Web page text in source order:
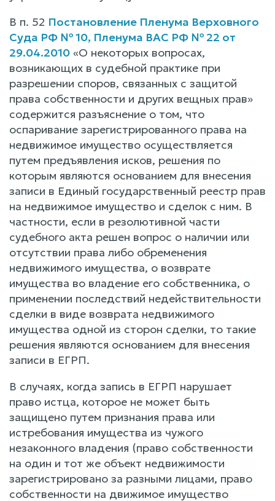
В п. 52 Постановление Пленума Верховного
Суда РФ № 10, Пленума ВАС РФ № 22 от
29.04.2010 «О некоторых вопросах,
возникающих в судебной практике при
разрешении споров, связанных с защитой
права собственности и других вещных прав»
содержится разъяснение о том, что
оспаривание зарегистрированного права на
недвижимое имущество осуществляется
путем предъявления исков, решения по
которым являются основанием для внесения
записи в Единый государственный реестр прав
на недвижимое имущество и сделок с ним. В
частности, если в резолютивной части
судебного акта решен вопрос о наличии или
отсутствии права либо обременения
недвижимого имущества, о возврате
имущества во владение его собственника, о
применении последствий недействительности
сделки в виде возврата недвижимого
имущества одной из сторон сделки, то такие
решения являются основанием для внесения
записи в ЕГРП.
В случаях, когда запись в ЕГРП нарушает
право истца, которое не может быть
защищено путем признания права или
истребования имущества из чужого
незаконного владения (право собственности
на один и тот же объект недвижимости
зарегистрировано за разными лицами, право
собственности на движимое имущество